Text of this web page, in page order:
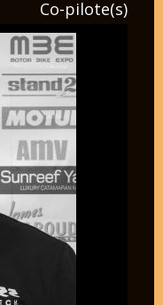
Co-pilote(s)